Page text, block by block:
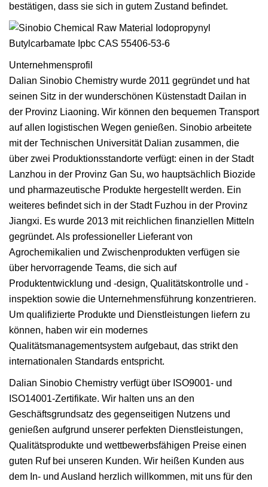
bestätigen, dass sie sich in gutem Zustand befindet.
Unternehmensprofil
Dalian Sinobio Chemistry wurde 2011 gegründet und hat
seinen Sitz in der wunderschönen Küstenstadt Dailan in
der Provinz Liaoning. Wir können den bequemen Transport
auf allen logistischen Wegen genießen. Sinobio arbeitete
mit der Technischen Universität Dalian zusammen, die
über zwei Produktionsstandorte verfügt: einen in der Stadt
Lanzhou in der Provinz Gan Su, wo hauptsächlich Biozide
und pharmazeutische Produkte hergestellt werden. Ein
weiteres befindet sich in der Stadt Fuzhou in der Provinz
Jiangxi. Es wurde 2013 mit reichlichen finanziellen Mitteln
gegründet. Als professioneller Lieferant von
Agrochemikalien und Zwischenprodukten verfügen sie
über hervorragende Teams, die sich auf
Produktentwicklung und -design, Qualitätskontrolle und -
inspektion sowie die Unternehmensführung konzentrieren.
Um qualifizierte Produkte und Dienstleistungen liefern zu
können, haben wir ein modernes
Qualitätsmanagementsystem aufgebaut, das strikt den
internationalen Standards entspricht.
Dalian Sinobio Chemistry verfügt über ISO9001- und
ISO14001-Zertifikate. Wir halten uns an den
Geschäftsgrundsatz des gegenseitigen Nutzens und
genießen aufgrund unserer perfekten Dienstleistungen,
Qualitätsprodukte und wettbewerbsfähigen Preise einen
guten Ruf bei unseren Kunden. Wir heißen Kunden aus
dem In- und Ausland herzlich willkommen, mit uns für den